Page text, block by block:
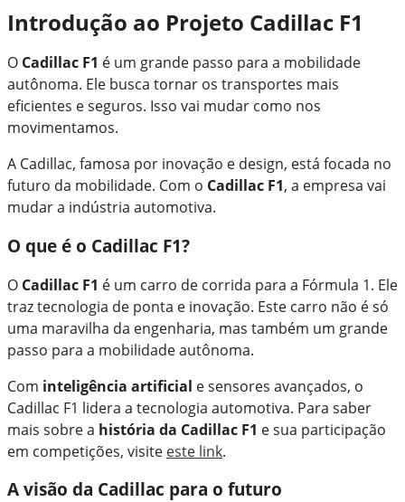
Introdução ao Projeto Cadillac F1
O Cadillac F1 é um grande passo para a mobilidade
autônoma. Ele busca tornar os transportes mais
eficientes e seguros. Isso vai mudar como nos
movimentamos.
A Cadillac, famosa por inovação e design, está focada no
futuro da mobilidade. Com o Cadillac F1, a empresa vai
mudar a indústria automotiva.
O que é o Cadillac F1?
O Cadillac F1 é um carro de corrida para a Fórmula 1. Ele
traz tecnologia de ponta e inovação. Este carro não é só
uma maravilha da engenharia, mas também um grande
passo para a mobilidade autônoma.
Com inteligência artificial e sensores avançados, o
Cadillac F1 lidera a tecnologia automotiva. Para saber
mais sobre a história da Cadillac F1 e sua participação
em competições, visite este link.
A visão da Cadillac para o futuro